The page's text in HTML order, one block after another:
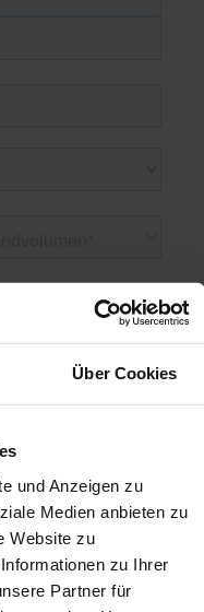
Über Cookies
und Anzeigen zu
Medien anbieten zu
Website zu
zu Ihrer
Partner für